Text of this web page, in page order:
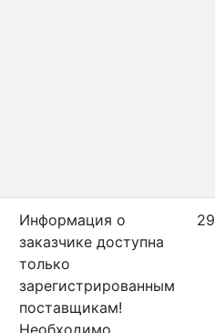
Информация о
заказчике доступна
только
зарегистрированным
поставщикам!
Необходимо